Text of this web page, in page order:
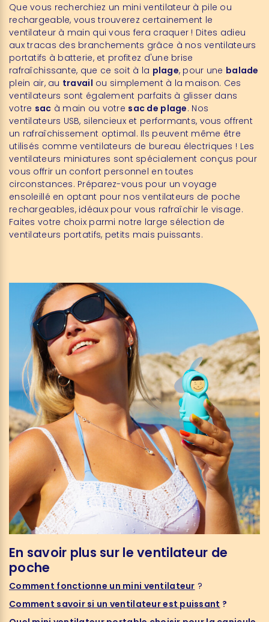
Que vous recherchiez un mini ventilateur à pile ou
rechargeable, vous trouverez certainement le
ventilateur à main qui vous fera craquer ! Dites adieu
aux tracas des branchements grâce à nos ventilateurs
portatifs à batterie, et profitez d'une brise
rafraîchissante, que ce soit à la plage, pour une balade
plein air, au travail ou simplement à la maison. Ces
ventilateurs sont également parfaits à glisser dans
votre sac à main ou votre sac de plage. Nos
ventilateurs USB, silencieux et performants, vous offrent
un rafraîchissement optimal. Ils peuvent même être
utilisés comme ventilateurs de bureau électriques ! Les
ventilateurs miniatures sont spécialement conçus pour
vous offrir un confort personnel en toutes
circonstances. Préparez-vous pour un voyage
ensoleillé en optant pour nos ventilateurs de poche
rechargeables, idéaux pour vous rafraîchir le visage.
Faites votre choix parmi notre large sélection de
ventilateurs portatifs, petits mais puissants.
En savoir plus sur le ventilateur de
poche
Comment fonctionne un mini ventilateur ?
Comment savoir si un ventilateur est puissant ?